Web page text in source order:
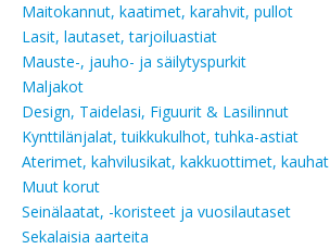
Maitokannut, kaatimet, karahvit, pullot
Lasit, lautaset, tarjoiluastiat
Mauste-, jauho- ja säilytyspurkit
Maljakot
Design, Taidelasi, Figuurit & Lasilinnut
Kynttilänjalat, tuikkukulhot, tuhka-astiat
Aterimet, kahvilusikat, kakkuottimet, kauhat
Muut korut
Seinälaatat, -koristeet ja vuosilautaset
Sekalaisia aarteita